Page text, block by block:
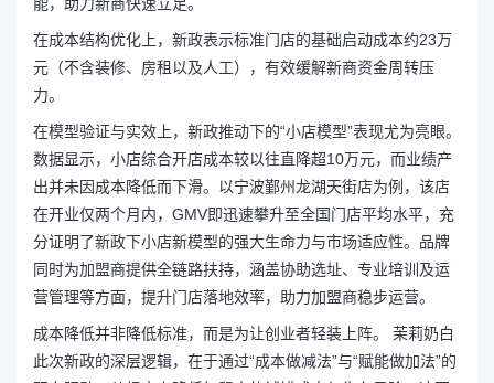
能，助力新商快速立足。
在成本结构优化上，新政表示标准门店的基础启动成本约23万
元（不含装修、房租以及人工），有效缓解新商资金周转压
力。
在模型验证与实效上，新政推动下的“小店模型”表现尤为亮眼。
数据显示，小店综合开店成本较以往直降超10万元，而业绩产
出并未因成本降低而下滑。以宁波鄞州龙湖天街店为例，该店
在开业仅两个月内，GMV即迅速攀升至全国门店平均水平，充
分证明了新政下小店新模型的强大生命力与市场适应性。品牌
同时为加盟商提供全链路扶持，涵盖协助选址、专业培训及运
营管理等方面，提升门店落地效率，助力加盟商稳步运营。
成本降低并非降低标准，而是为让创业者轻装上阵。 茉莉奶白
此次新政的深层逻辑，在于通过“成本做减法”与“赋能做加法”的